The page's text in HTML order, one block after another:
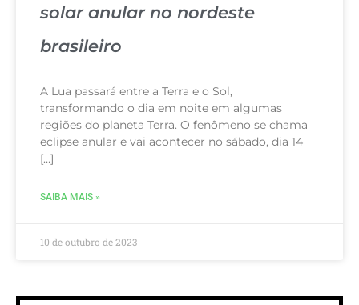
solar anular no nordeste
brasileiro
A Lua passará entre a Terra e o Sol,
transformando o dia em noite em algumas
regiões do planeta Terra. O fenômeno se chama
eclipse anular e vai acontecer no sábado, dia 14
[…]
SAIBA MAIS »
10 de outubro de 2023